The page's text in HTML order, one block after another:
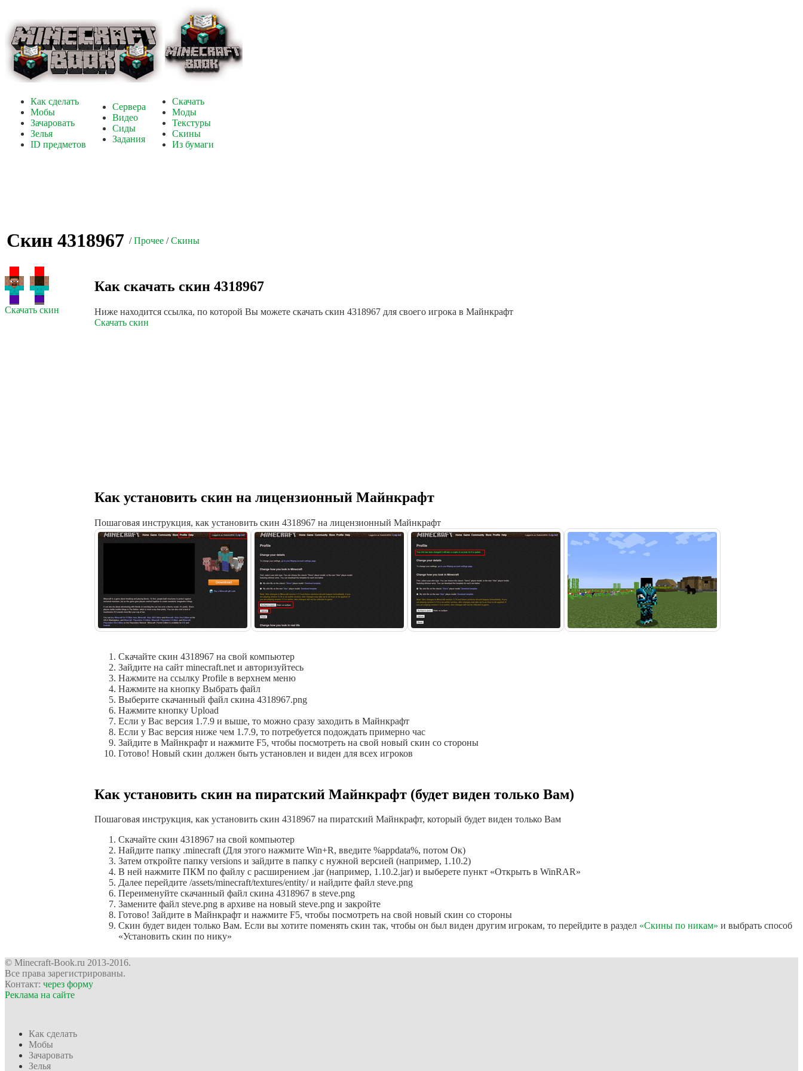
Как сделать
Мобы
Зачаровать
Зелья
ID предметов
Сервера
Видео
Сиды
Задания
Скачать
Моды
Текстуры
Скины
Из бумаги
Скин 4318967 /Прочее /Скины
Скачать скин
Как скачать скин 4318967
Ниже находится ссылка, по которой Вы можете скачать скин 4318967 для своего игрока в Майнкрафт
Скачать скин
Как установить скин на лицензионный Майнкрафт
Пошаговая инструкция, как установить скин 4318967 на лицензионный Майнкрафт
Скачайте скин 4318967 на свой компьютер
Зайдите на сайт minecraft.net и авторизуйтесь
Нажмите на ссылку Profile в верхнем меню
Нажмите на кнопку Выбрать файл
Выберите скачанный файл скина 4318967.png
Нажмите кнопку Upload
Если у Вас версия 1.7.9 и выше, то можно сразу заходить в Майнкрафт
Если у Вас версия ниже чем 1.7.9, то потребуется подождать примерно час
Зайдите в Майнкрафт и нажмите F5, чтобы посмотреть на свой новый скин со стороны
Готово! Новый скин должен быть установлен и виден для всех игроков
Как установить скин на пиратский Майнкрафт (будет виден только Вам)
Пошаговая инструкция, как установить скин 4318967 на пиратский Майнкрафт, который будет виден только Вам
Скачайте скин 4318967 на свой компьютер
Найдите папку .minecraft (Для этого нажмите Win+R, введите %appdata%, потом Ок)
Затем откройте папку versions и зайдите в папку с нужной версией (например, 1.10.2)
В ней нажмите ПКМ по файлу с расширением .jar (например, 1.10.2.jar) и выберете пункт «Открыть в WinRAR»
Далее перейдите /assets/minecraft/textures/entity/ и найдите файл steve.png
Переименуйте скачанный файл скина 4318967 в steve.png
Замените файл steve.png в архиве на новый steve.png и закройте
Готово! Зайдите в Майнкрафт и нажмите F5, чтобы посмотреть на свой новый скин со стороны
Cкин будет виден только Вам. Если вы хотите поменять скин так, чтобы он был виден другим игрокам, то перейдите в раздел «Скины по никам» и выбрать способ
«Установить скин по нику»
© Minecraft-Book.ru 2013-2016.
Все права зарегистрированы.
Контакт: через форму
Реклама на сайте
Как сделать
Мобы
Зачаровать
Зелья